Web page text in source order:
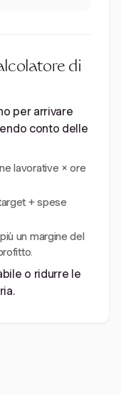
di
per arrivare
conto delle
lavorative × ore
+ spese
un margine del
o ridurre le